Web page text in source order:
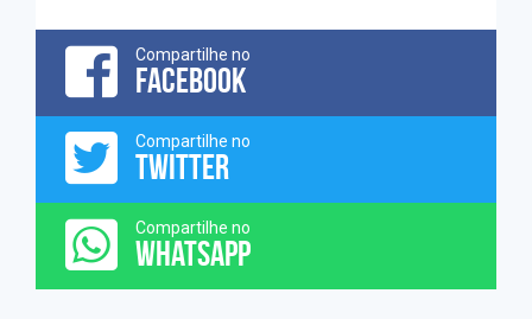
Compartilhe no
FACEBOOK
Compartilhe no
TWITTER
Compartilhe no
WHATSAPP